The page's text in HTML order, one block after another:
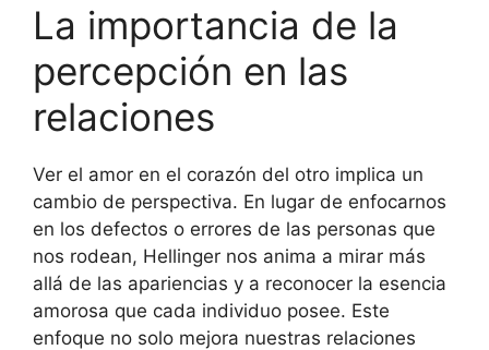
La importancia de la
percepción en las
relaciones
Ver el amor en el corazón del otro implica un
cambio de perspectiva. En lugar de enfocarnos
en los defectos o errores de las personas que
nos rodean, Hellinger nos anima a mirar más
allá de las apariencias y a reconocer la esencia
amorosa que cada individuo posee. Este
enfoque no solo mejora nuestras relaciones